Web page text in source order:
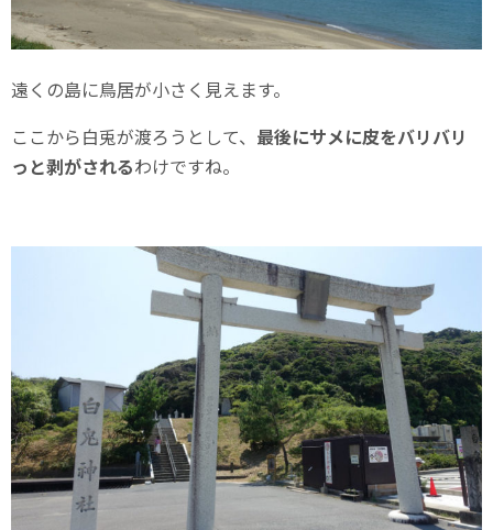
遠くの島に鳥居が小さく見えます。
ここから白兎が渡ろうとして、 最後にサメに皮をバリバリ
っと剥がされるわけですね。